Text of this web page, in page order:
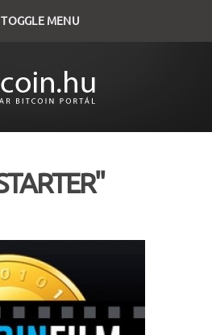
TOGGLE MENU